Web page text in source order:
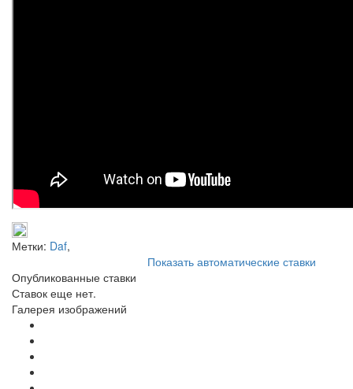
Метки: Daf,
Показать автоматические ставки
Опубликованные ставки
Ставок еще нет.
Галерея изображений